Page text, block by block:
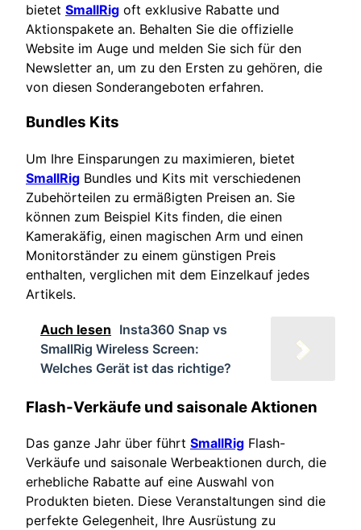
bietet SmallRig oft exklusive Rabatte und
Aktionspakete an. Behalten Sie die offizielle
Website im Auge und melden Sie sich für den
Newsletter an, um zu den Ersten zu gehören, die
von diesen Sonderangeboten erfahren.
Bundles Kits
Um Ihre Einsparungen zu maximieren, bietet
SmallRig Bundles und Kits mit verschiedenen
Zubehörteilen zu ermäßigten Preisen an. Sie
können zum Beispiel Kits finden, die einen
Kamerakäfig, einen magischen Arm und einen
Monitorständer zu einem günstigen Preis
enthalten, verglichen mit dem Einzelkauf jedes
Artikels.
Auch lesen Insta360 Snap vs
SmallRig Wireless Screen:
Welches Gerät ist das richtige?
Flash-Verkäufe und saisonale Aktionen
Das ganze Jahr über führt SmallRig Flash-
Verkäufe und saisonale Werbeaktionen durch, die
erhebliche Rabatte auf eine Auswahl von
Produkten bieten. Diese Veranstaltungen sind die
perfekte Gelegenheit, Ihre Ausrüstung zu